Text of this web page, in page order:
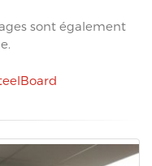
sont également